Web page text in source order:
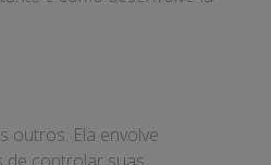
outros. Ela envolve